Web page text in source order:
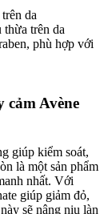
da
thừa trên da
phù hợp với
cảm Avène
giúp kiểm soát,
là một sản phẩm
nhất. Với
giúp giảm đỏ,
sẽ nâng niu làn